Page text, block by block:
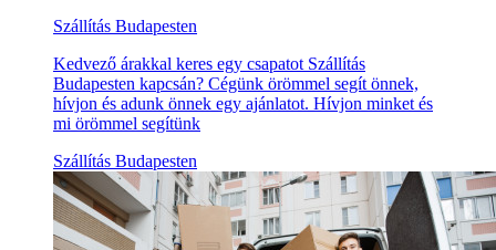
Szállítás Budapesten
Kedvező árakkal keres egy csapatot Szállítás
Budapesten kapcsán? Cégünk örömmel segít önnek,
hívjon és adunk önnek egy ajánlatot. Hívjon minket és
mi örömmel segítünk
Szállítás Budapesten